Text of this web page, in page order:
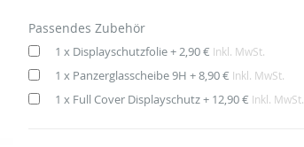
Passendes Zubehör
1 x Displayschutzfolie+2,90 € Inkl. MwSt.
1 x Panzerglasscheibe 9H+8,90 € Inkl. MwSt.
1 x Full Cover Displayschutz+ 12,90 € Inkl. MwSt.